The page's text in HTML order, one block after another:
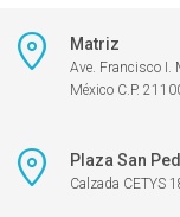
Matriz
Ave. Francisco I.
México C.P.
Plaza San
Calzada CETYS